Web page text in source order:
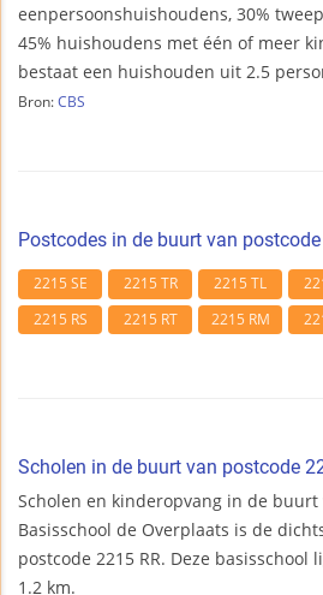
eenpersoonshuishoudens, 30%
45% huishoudens met één of meer
bestaat een huishouden uit 2.5
Bron: CBS
Postcodes in de buurt van postcode
2215 SE 2215 TR 2215 TL
2215 RS
2215 RT 2215 RM
Scholen in de buurt van postcode
Scholen en kinderopvang in de buurt
Basisschool de Overplaats is de
postcode 2215 RR. Deze basisschool
1.2 km.